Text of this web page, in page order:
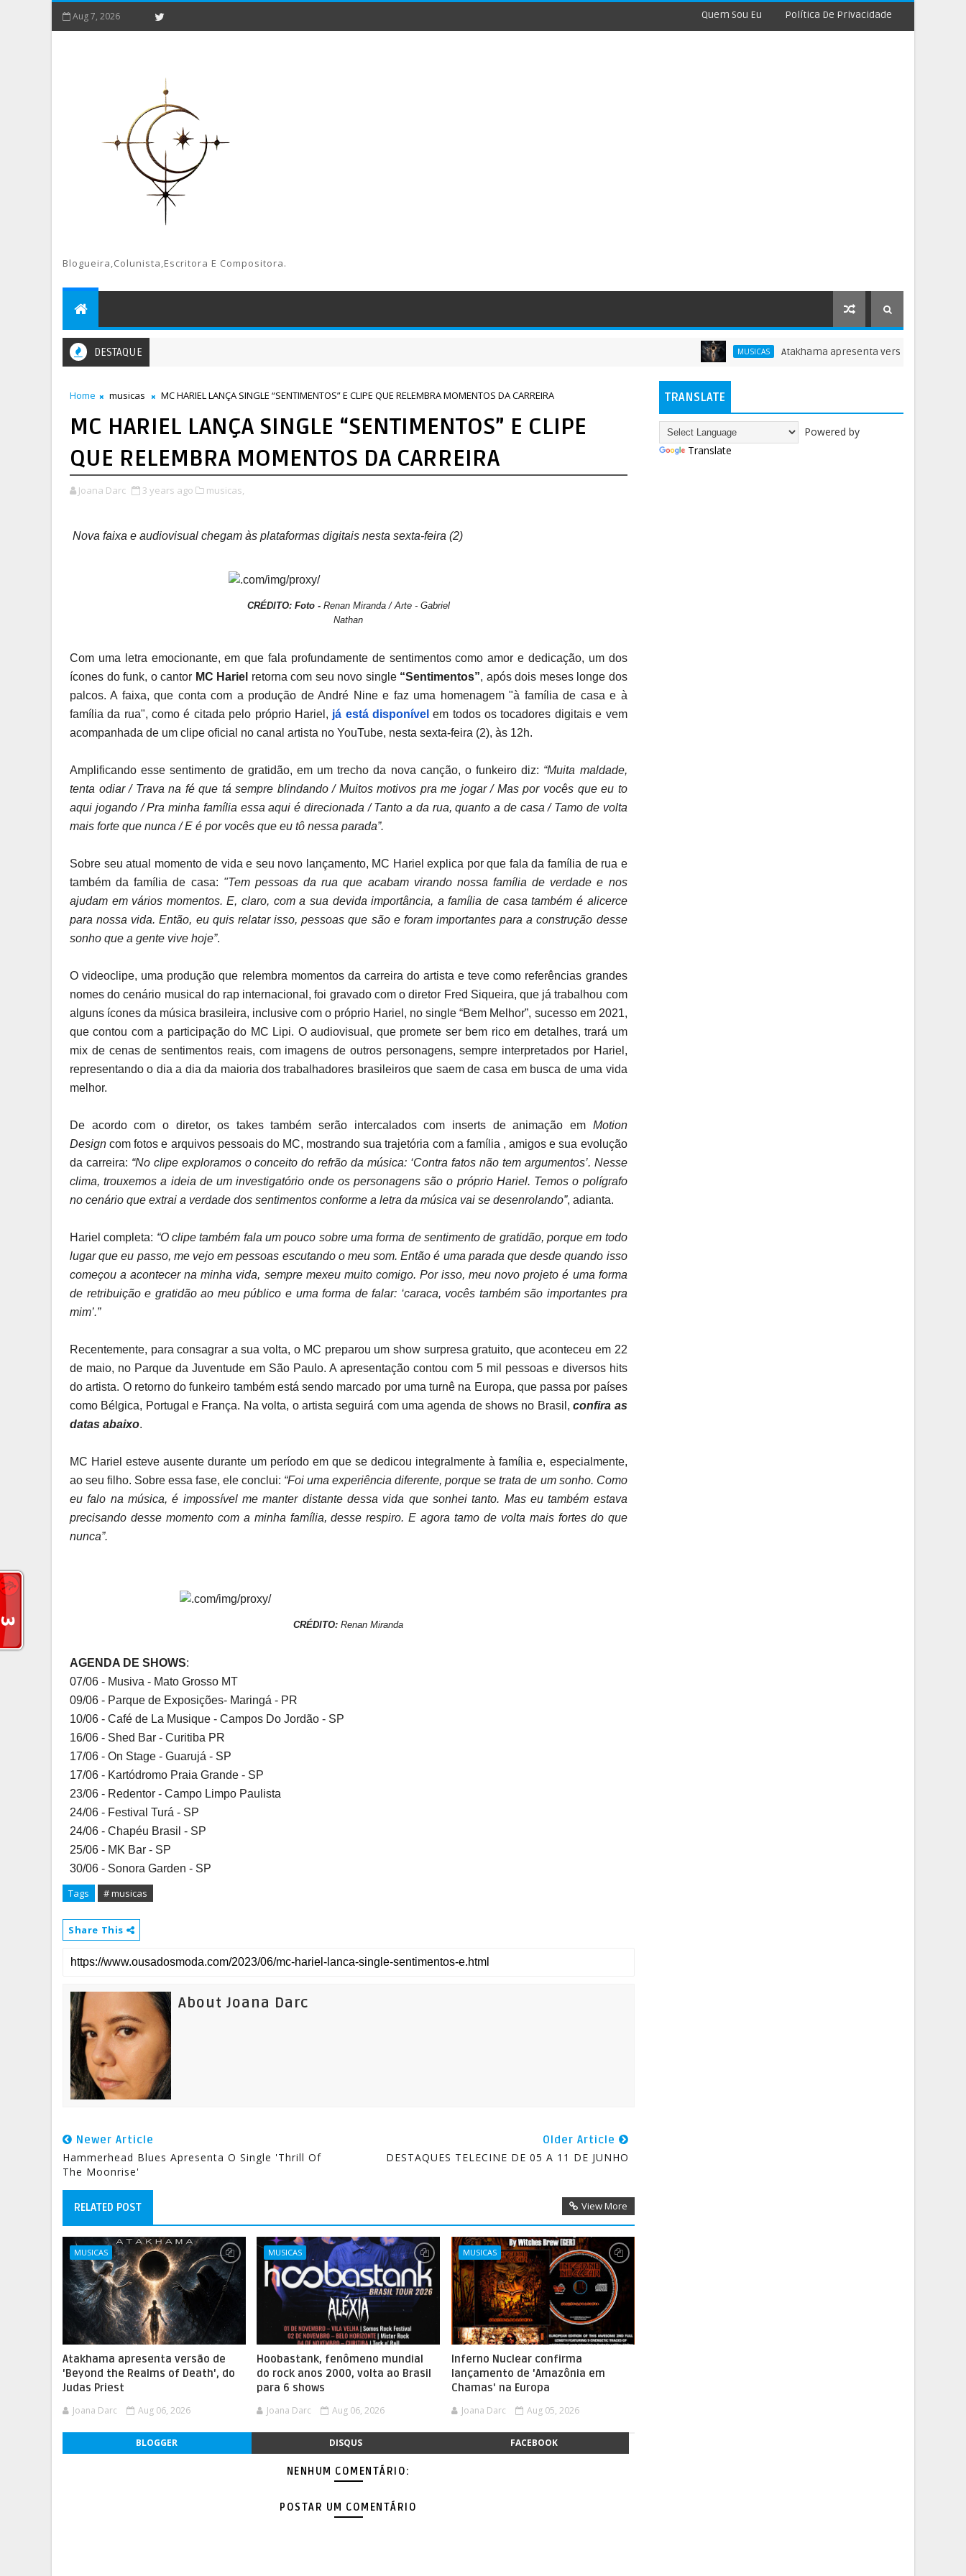
Aug 7, 2026 Quem Sou Eu Política De Privacidade
Blogueira,colunista,escritora E Compositora.
DESTAQUE MUSICAS Atakhama apresenta versão de 'Beyond the
Home musicas MC HARIEL LANÇA SINGLE “SENTIMENTOS” E CLIPE QUE RELEMBRA MOMENTOS DA CARREIRA
MC HARIEL LANÇA SINGLE “SENTIMENTOS” E CLIPE
QUE RELEMBRA MOMENTOS DA CARREIRA
Joana Darc 3 years ago musicas,
Nova faixa e audiovisual chegam às plataformas digitais nesta sexta-feira (2)
CRÉDITO: Foto - Renan Miranda / Arte - Gabriel
Nathan
Com uma letra emocionante, em que fala profundamente de sentimentos como amor e dedicação, um dos
ícones do funk, o cantor MC Hariel retorna com seu novo single “Sentimentos”, após dois meses longe dos
palcos. A faixa, que conta com a produção de André Nine e faz uma homenagem "à família de casa e à
família da rua", como é citada pelo próprio Hariel, já está disponível em todos os tocadores digitais e vem
acompanhada de um clipe oficial no canal artista no YouTube, nesta sexta-feira (2), às 12h.
Amplificando esse sentimento de gratidão, em um trecho da nova canção, o funkeiro diz: “Muita maldade,
tenta odiar / Trava na fé que tá sempre blindando / Muitos motivos pra me jogar / Mas por vocês que eu to
aqui jogando / Pra minha família essa aqui é direcionada / Tanto a da rua, quanto a de casa / Tamo de volta
mais forte que nunca / E é por vocês que eu tô nessa parada”.
Sobre seu atual momento de vida e seu novo lançamento, MC Hariel explica por que fala da família de rua e
também da família de casa: "Tem pessoas da rua que acabam virando nossa família de verdade e nos
ajudam em vários momentos. E, claro, com a sua devida importância, a família de casa também é alicerce
para nossa vida. Então, eu quis relatar isso, pessoas que são e foram importantes para a construção desse
sonho que a gente vive hoje”.
O videoclipe, uma produção que relembra momentos da carreira do artista e teve como referências grandes
nomes do cenário musical do rap internacional, foi gravado com o diretor Fred Siqueira, que já trabalhou com
alguns ícones da música brasileira, inclusive com o próprio Hariel, no single “Bem Melhor”, sucesso em 2021,
que contou com a participação do MC Lipi. O audiovisual, que promete ser bem rico em detalhes, trará um
mix de cenas de sentimentos reais, com imagens de outros personagens, sempre interpretados por Hariel,
representando o dia a dia da maioria dos trabalhadores brasileiros que saem de casa em busca de uma vida
melhor.
De acordo com o diretor, os takes também serão intercalados com inserts de animação em Motion
Design com fotos e arquivos pessoais do MC, mostrando sua trajetória com a família , amigos e sua evolução
da carreira: “No clipe exploramos o conceito do refrão da música: ‘Contra fatos não tem argumentos’. Nesse
clima, trouxemos a ideia de um investigatório onde os personagens são o próprio Hariel. Temos o polígrafo
no cenário que extrai a verdade dos sentimentos conforme a letra da música vai se desenrolando”, adianta.
Hariel completa: “O clipe também fala um pouco sobre uma forma de sentimento de gratidão, porque em todo
lugar que eu passo, me vejo em pessoas escutando o meu som. Então é uma parada que desde quando isso
começou a acontecer na minha vida, sempre mexeu muito comigo. Por isso, meu novo projeto é uma forma
de retribuição e gratidão ao meu público e uma forma de falar: ‘caraca, vocês também são importantes pra
mim’.”
Recentemente, para consagrar a sua volta, o MC preparou um show surpresa gratuito, que aconteceu em 22
de maio, no Parque da Juventude em São Paulo. A apresentação contou com 5 mil pessoas e diversos hits
do artista. O retorno do funkeiro também está sendo marcado por uma turnê na Europa, que passa por países
como Bélgica, Portugal e França. Na volta, o artista seguirá com uma agenda de shows no Brasil,confira as
datas abaixo.
MC Hariel esteve ausente durante um período em que se dedicou integralmente à família e, especialmente,
ao seu filho. Sobre essa fase, ele conclui: “Foi uma experiência diferente, porque se trata de um sonho. Como
eu falo na música, é impossível me manter distante dessa vida que sonhei tanto. Mas eu também estava
precisando desse momento com a minha família, desse respiro. E agora tamo de volta mais fortes do que
nunca”.
CRÉDITO:Renan Miranda
AGENDA DE SHOWS:
07/06 - Musiva - Mato Grosso MT
09/06 - Parque de Exposições- Maringá - PR
10/06 - Café de La Musique - Campos Do Jordão - SP
16/06 - Shed Bar - Curitiba PR
17/06 - On Stage - Guarujá - SP
17/06 - Kartódromo Praia Grande - SP
23/06 - Redentor - Campo Limpo Paulista
24/06 - Festival Turá - SP
24/06 - Chapéu Brasil - SP
25/06 - MK Bar - SP
30/06 - Sonora Garden - SP
Tags # musicas
Share This
About Joana Darc
Newer Article
Hammerhead Blues Apresenta O Single 'Thrill Of
The Moonrise'
Older Article
DESTAQUES TELECINE DE 05 A 11 DE JUNHO
RELATED POST View More
MUSICAS
Atakhama apresenta versão de
'Beyond the Realms of Death', do
Judas Priest
Joana Darc Aug 06, 2026
MUSICAS
Hoobastank, fenômeno mundial
do rock anos 2000, volta ao Brasil
para 6 shows
Joana Darc Aug 06, 2026
MUSICAS
Inferno Nuclear confirma
lançamento de 'Amazônia em
Chamas' na Europa
Joana Darc Aug 05, 2026
BLOGGER DISQUS FACEBOOK
NENHUM COMENTÁRIO:
POSTAR UM COMENTÁRIO
TRANSLATE
Powered by
Translate